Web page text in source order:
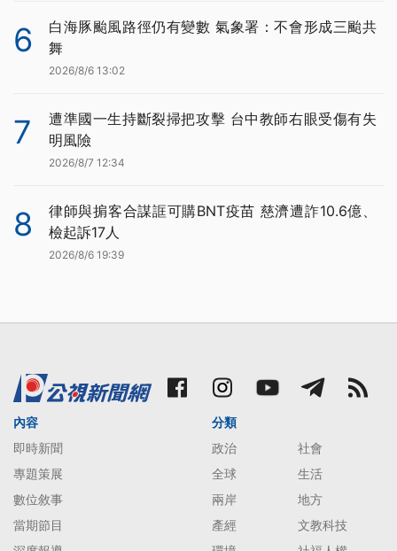
6
白海豚颱風路徑仍有變數 氣象署：不會形成三颱共
舞
2026/8/6 13:02
7
遭準國一生持斷裂掃把攻擊 台中教師右眼受傷有失
明風險
2026/8/7 12:34
8
律師與掮客合謀誆可購BNT疫苗 慈濟遭詐10.6億、
檢起訴17人
2026/8/6 19:39
內容
即時新聞
專題策展
數位敘事
當期節目
分類
政治
社會
全球
生活
兩岸
地方
產經
文教科技